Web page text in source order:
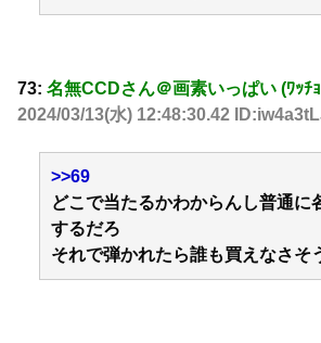
73: 名無CCDさん＠画素いっぱい (ﾜｯﾁ
2024/03/13(水) 12:48:30.42
>>69
どこで当たるかわからんし普通に
するだろ
それで弾かれたら誰も買えなさそ